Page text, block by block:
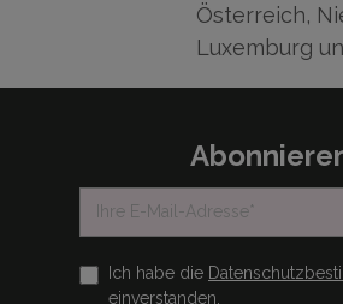
Österreich,
Luxemburg
Ich habe die
einverstanden.